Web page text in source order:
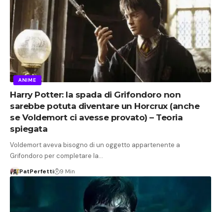
ANIME
Harry Potter: la spada di Grifondoro non
sarebbe potuta diventare un Horcrux (anche
se Voldemort ci avesse provato) – Teoria
spiegata
Voldemort aveva bisogno di un oggetto appartenente a
Grifondoro per completare la…
PatPerfetti 9 Min